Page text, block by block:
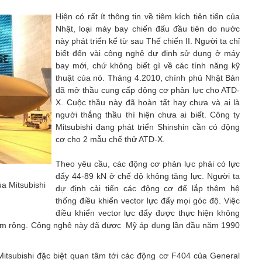
Mitsubishi
Hiện có rất ít thông tin về tiêm kích tiên tiến của
Nhật, loại máy bay chiến đấu đầu tiên do nước
này phát triển kể từ sau Thế chiến II. Người ta chỉ
biết đến vài công nghệ dự định sử dụng ở máy
bay mới, chứ không biết gì về các tính năng kỹ
thuật của nó. Tháng 4.2010, chính phủ Nhật Bản
đã mở thầu cung cấp động cơ phản lực cho ATD-
X. Cuộc thầu này đã hoàn tất hay chưa và ai là
người thắng thầu thì hiện chưa ai biết. Công ty
Mitsubishi đang phát triển Shinshin cần có động
cơ cho 2 mẫu chế thử ATD-X.
Theo yêu cầu, các động cơ phản lực phải có lực
đẩy 44-89 kN ở chế độ không tăng lực. Người ta
dự định cải tiến các động cơ để lắp thêm hệ
thống điều khiển vector lực đẩy mọi góc độ. Việc
điều khiển vector lực đẩy được thực hiện không
rộng. Công nghệ này đã được Mỹ áp dụng lần đầu năm 1990
đặc biệt quan tâm tới các động cơ F404 của General